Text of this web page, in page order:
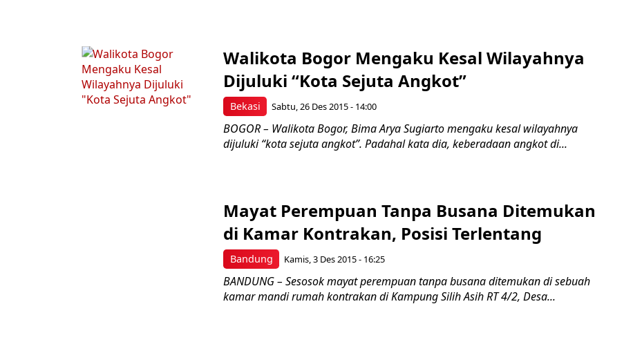
Bekasi
Walikota Bogor Mengaku Kesal Wilayahnya
Dijuluki “Kota Sejuta Angkot”
Sabtu, 26 Des 2015 - 14:00
BOGOR – Walikota Bogor, Bima Arya Sugiarto mengaku kesal wilayahnya
dijuluki “kota sejuta angkot”. Padahal kata dia, keberadaan angkot di...
Bandung
Mayat Perempuan Tanpa Busana Ditemukan
di Kamar Kontrakan, Posisi Terlentang
Kamis, 3 Des 2015 - 16:25
BANDUNG – Sesosok mayat perempuan tanpa busana ditemukan di sebuah
kamar mandi rumah kontrakan di Kampung Silih Asih RT 4/2, Desa...